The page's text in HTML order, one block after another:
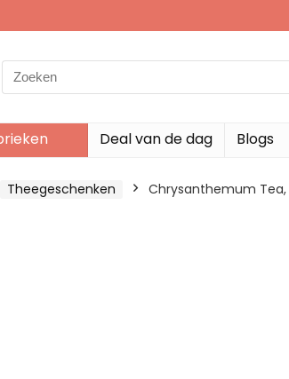
Search
for:
Deal van de dag Blogs
Theegeschenken
Chrysanthemum Tea,